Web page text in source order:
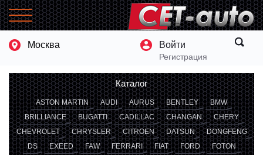
Москва Войти
Регистрация
Каталог
ASTON MARTIN AUDI AURUS BENTLEY
BMW
BRILLIANCE
BUGATTI CADILLAC CHANGAN
CHERY
CHEVROLET
CHRYSLER CITROEN DATSUN
DONGFENG
DS
EXEED FAW FERRARI FIAT FORD
FOTON